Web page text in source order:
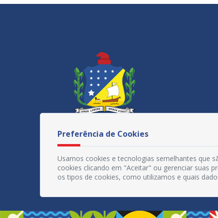
Preferência de Cookies
Usamos cookies e tecnologias semelhantes que
cookies clicando em "Aceitar" ou gerenciar suas
os tipos de cookies, como utilizamos e quais